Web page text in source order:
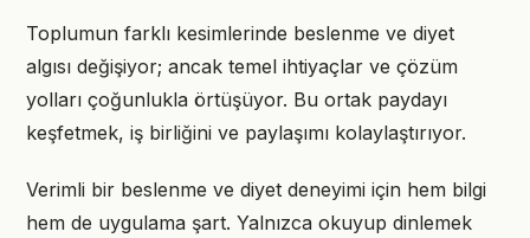
Toplumun farklı kesimlerinde beslenme ve diyet
algısı değişiyor; ancak temel ihtiyaçlar ve çözüm
yolları çoğunlukla örtüşüyor. Bu ortak paydayı
keşfetmek, iş birliğini ve paylaşımı kolaylaştırıyor.
Verimli bir beslenme ve diyet deneyimi için hem bilgi
hem de uygulama şart. Yalnızca okuyup dinlemek